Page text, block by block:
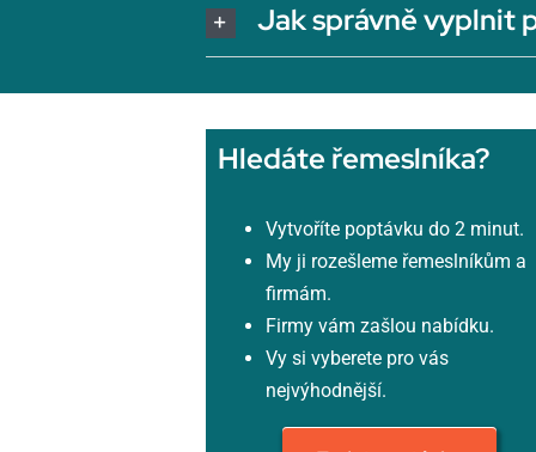
Jak správně vyplnit
Hledáte řemeslníka?
Vytvoříte poptávku do 2 minut.
My ji rozešleme řemeslníkům a
firmám.
Firmy vám zašlou nabídku.
Vy si vyberete pro vás
nejvýhodnější.